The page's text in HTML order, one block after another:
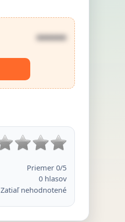
••••••
Priemer 0/5
0 hlasov
Zatiaľ nehodnotené